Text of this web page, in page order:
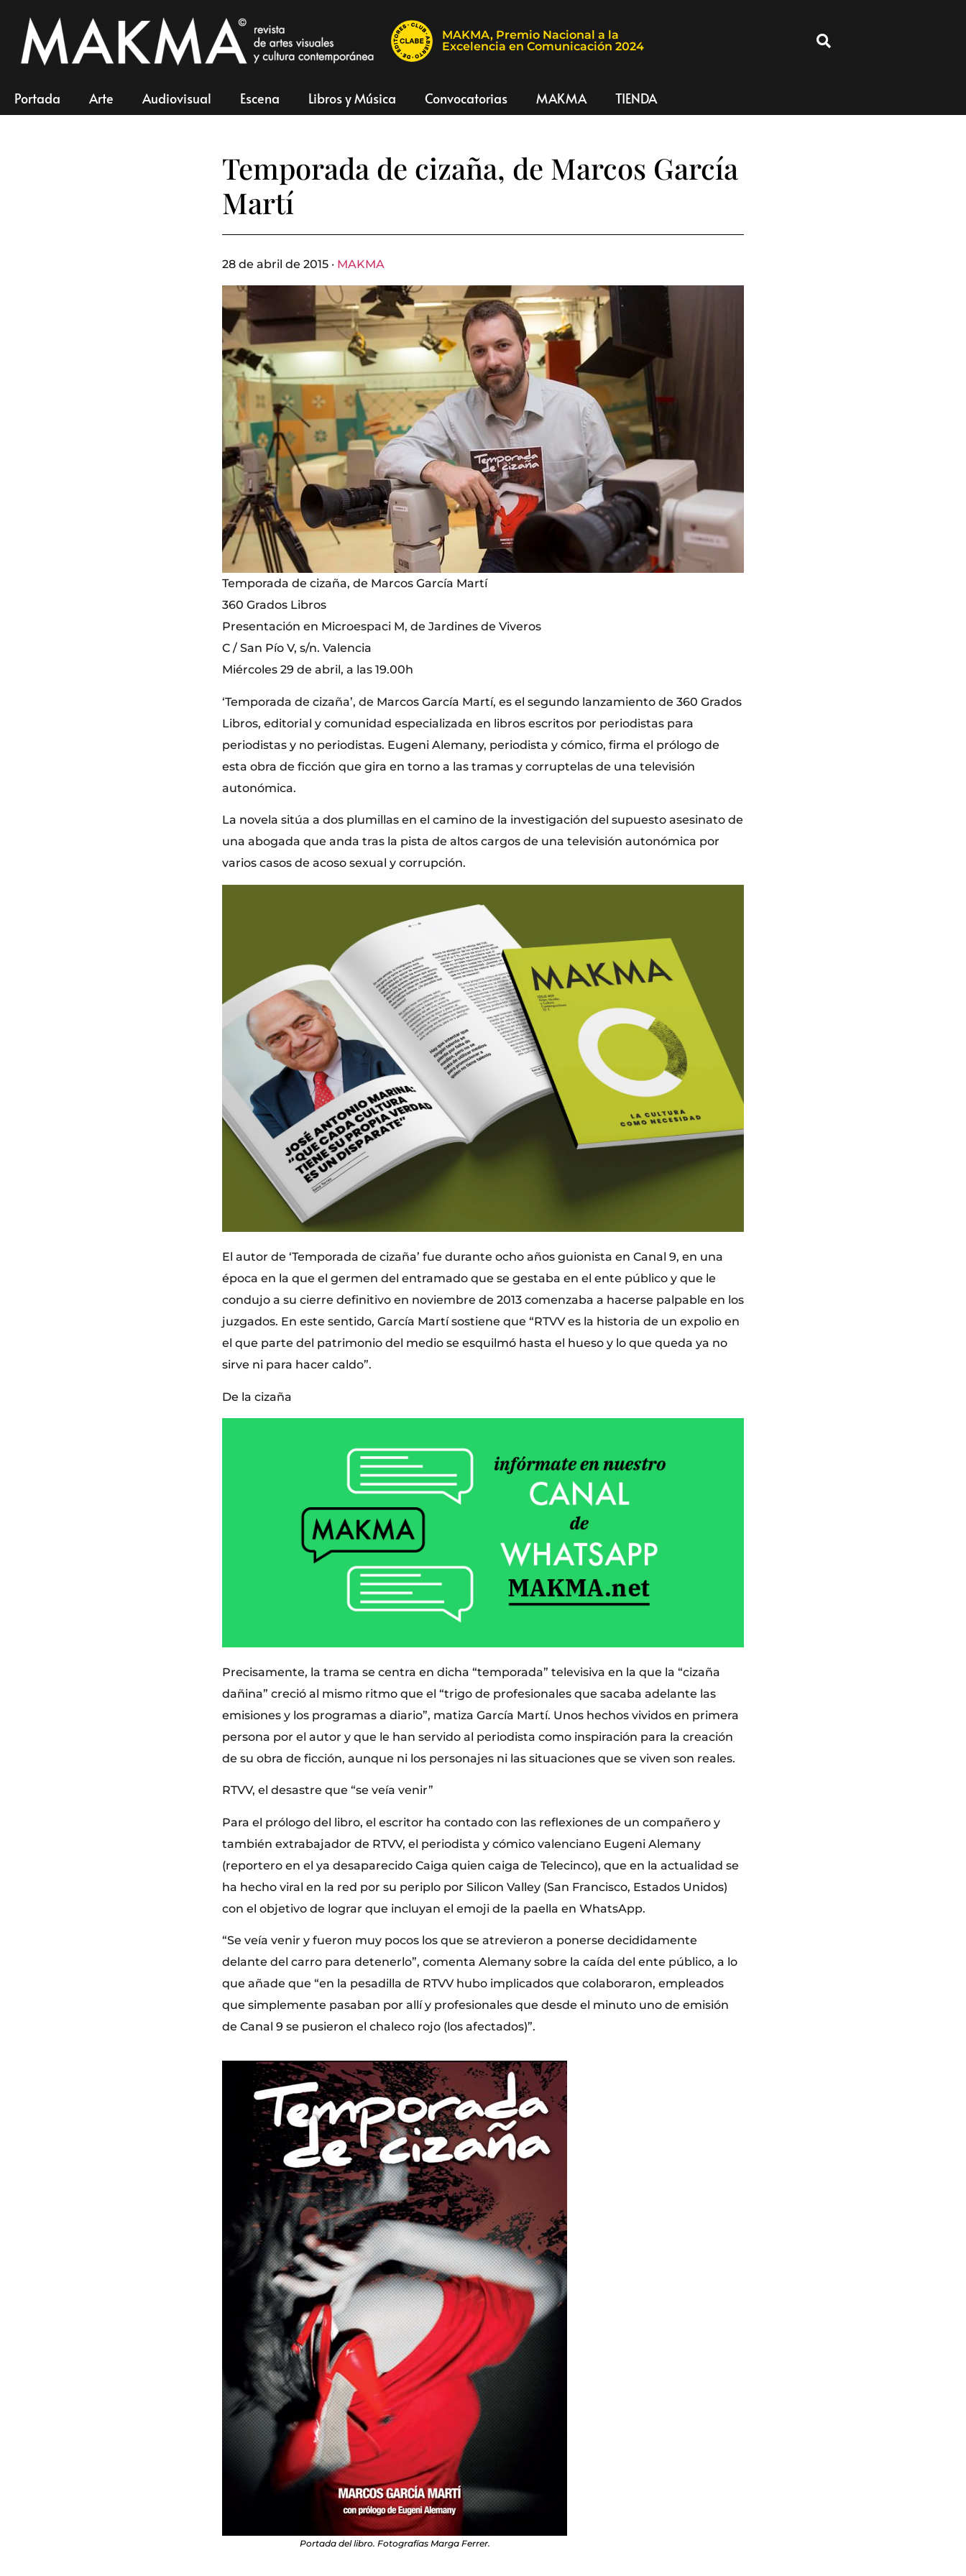
MAKMA, Premio Nacional a la
Excelencia en Comunicación 2024
Portada Arte Audiovisual Escena Libros y Música Convocatorias MAKMA TIENDA
Temporada de cizaña, de Marcos García
Martí
28 de abril de 2015 · MAKMA
Temporada de cizaña, de Marcos García Martí
360 Grados Libros
Presentación en Microespaci M, de Jardines de Viveros
C / San Pío V, s/n. Valencia
Miércoles 29 de abril, a las 19.00h
‘Temporada de cizaña’, de Marcos García Martí, es el segundo lanzamiento de 360 Grados
Libros, editorial y comunidad especializada en libros escritos por periodistas para
periodistas y no periodistas. Eugeni Alemany, periodista y cómico, firma el prólogo de
esta obra de ficción que gira en torno a las tramas y corruptelas de una televisión
autonómica.
La novela sitúa a dos plumillas en el camino de la investigación del supuesto asesinato de
una abogada que anda tras la pista de altos cargos de una televisión autonómica por
varios casos de acoso sexual y corrupción.
El autor de ‘Temporada de cizaña’ fue durante ocho años guionista en Canal 9, en una
época en la que el germen del entramado que se gestaba en el ente público y que le
condujo a su cierre definitivo en noviembre de 2013 comenzaba a hacerse palpable en los
juzgados. En este sentido, García Martí sostiene que “RTVV es la historia de un expolio en
el que parte del patrimonio del medio se esquilmó hasta el hueso y lo que queda ya no
sirve ni para hacer caldo”.
De la cizaña
Precisamente, la trama se centra en dicha “temporada” televisiva en la que la “cizaña
dañina” creció al mismo ritmo que el “trigo de profesionales que sacaba adelante las
emisiones y los programas a diario”, matiza García Martí. Unos hechos vividos en primera
persona por el autor y que le han servido al periodista como inspiración para la creación
de su obra de ficción, aunque ni los personajes ni las situaciones que se viven son reales.
RTVV, el desastre que “se veía venir”
Para el prólogo del libro, el escritor ha contado con las reflexiones de un compañero y
también extrabajador de RTVV, el periodista y cómico valenciano Eugeni Alemany
(reportero en el ya desaparecido Caiga quien caiga de Telecinco), que en la actualidad se
ha hecho viral en la red por su periplo por Silicon Valley (San Francisco, Estados Unidos)
con el objetivo de lograr que incluyan el emoji de la paella en WhatsApp.
“Se veía venir y fueron muy pocos los que se atrevieron a ponerse decididamente
delante del carro para detenerlo”, comenta Alemany sobre la caída del ente público, a lo
que añade que “en la pesadilla de RTVV hubo implicados que colaboraron, empleados
que simplemente pasaban por allí y profesionales que desde el minuto uno de emisión
de Canal 9 se pusieron el chaleco rojo (los afectados)”.
Portada del libro. Fotografías Marga Ferrer.